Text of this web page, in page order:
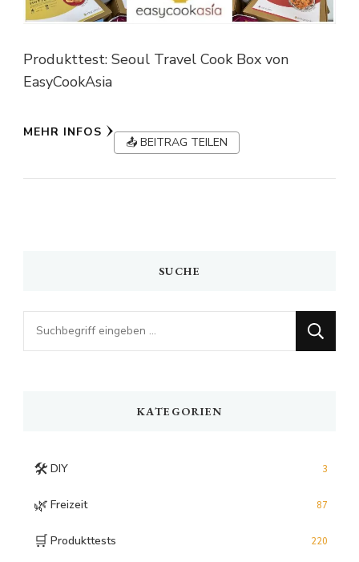
Produkttest: Seoul Travel Cook Box von
EasyCookAsia
MEHR INFOS
📤 BEITRAG TEILEN
SUCHE
Looking
for
KATEGORIEN
🛠️ DIY 3
🌿 Freizeit 87
🛒 Produkttests 220